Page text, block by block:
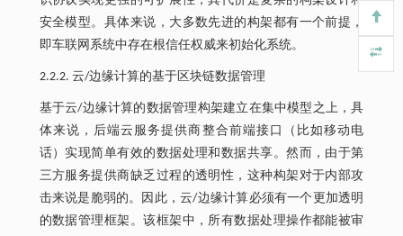
安全模型。具体来说，大多数先进的构架都有一个前提，
即车联网系统中存在根信任权威来初始化系统。
2.2.2. 云/边缘计算的基于区块链数据管理
基于云/边缘计算的数据管理构架建立在集中模型之上，具
体来说，后端云服务提供商整合前端接口（比如移动电
话）实现简单有效的数据处理和数据共享。然而，由于第
三方服务提供商缺乏过程的透明性，这种构架对于内部攻
击来说是脆弱的。因此，云/边缘计算必须有一个更加透明
的数据管理框架。该框架中，所有数据处理操作都能被审